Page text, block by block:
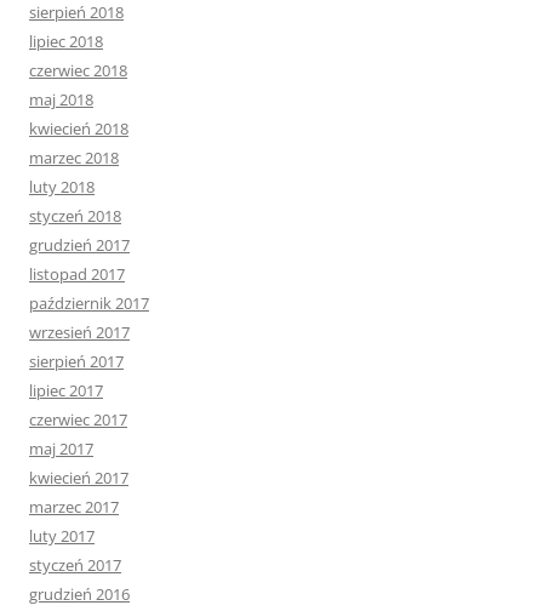
sierpień 2018
lipiec 2018
czerwiec 2018
maj 2018
kwiecień 2018
marzec 2018
luty 2018
styczeń 2018
grudzień 2017
listopad 2017
październik 2017
wrzesień 2017
sierpień 2017
lipiec 2017
czerwiec 2017
maj 2017
kwiecień 2017
marzec 2017
luty 2017
styczeń 2017
grudzień 2016